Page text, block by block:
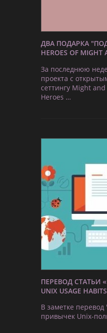
ДВА ПОДАРКА
HEROES OF MIGHT
За последнюю
проекта с
сеттингу Might
Heroes …
ПЕРЕВОД СТАТЬИ
UNIX USAGE
В заметке
привычек Unix-